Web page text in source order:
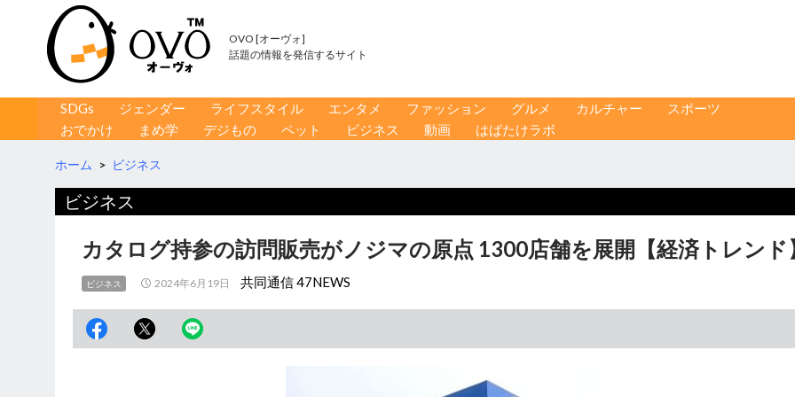
OVO [オーヴォ]
話題の情報を発信するサイト
コンテンツへ移動
SDGs ジェンダー ライフスタイル エンタメ ファッション グルメ カルチャー
スポーツ
おでかけ
まめ学 デジもの ペット ビジネス 動画 はばたけラボ
ホーム > ビジネス
ビジネス
カタログ持参の訪問販売がノジマの原点 1300店舗を展開【経済トレンド
ビジネス 2024年6月19日 共同通信 47NEWS